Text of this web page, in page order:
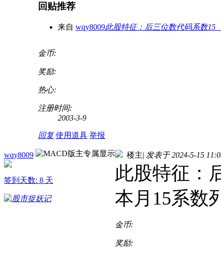
回贴推荐
来自 wqy8009此股特征：后三位数代码系数15
金币:
奖励:
热心:
注册时间:
2003-3-9
回复 使用道具 举报
wqy8009
签到天数: 8 天
楼主| 发表于 2024-5-15
此股特征：
本月15系数
金币:
奖励: